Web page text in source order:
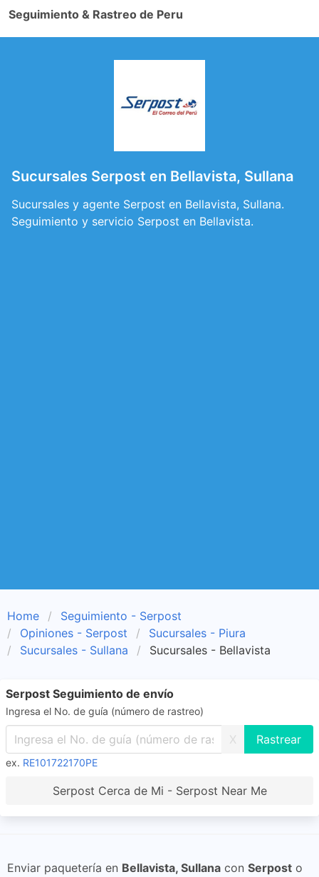
Seguimiento & Rastreo de Peru
Sucursales Serpost en Bellavista, Sullana
Sucursales y agente Serpost en Bellavista, Sullana.
Seguimiento y servicio Serpost en Bellavista.
Home
Seguimiento - Serpost
Opiniones - Serpost
Sucursales - Piura
Sucursales - Sullana
Sucursales - Bellavista
Serpost Seguimiento de envío
Ingresa el No. de guía (número de rastreo)
X
ex. RE101722170PE
Serpost Cerca de Mi - Serpost Near Me
Enviar paquetería en Bellavista, Sullana con Serpost o